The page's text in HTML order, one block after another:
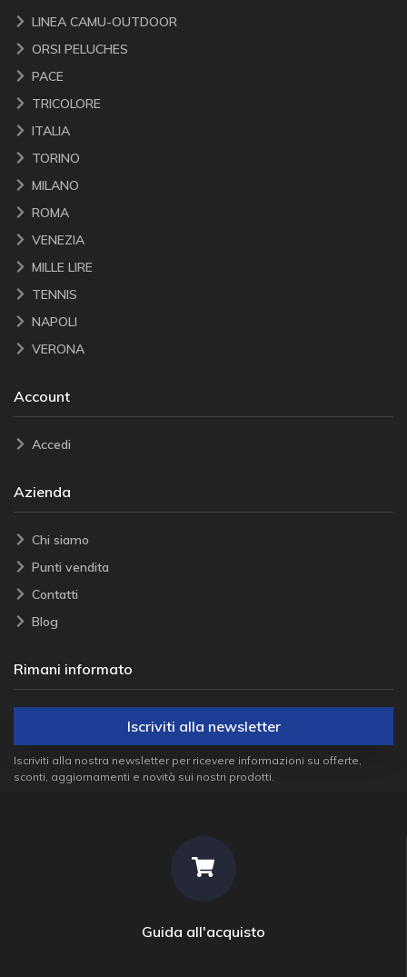
LINEA CAMU-OUTDOOR
ORSI PELUCHES
PACE
TRICOLORE
ITALIA
TORINO
MILANO
ROMA
VENEZIA
MILLE LIRE
TENNIS
NAPOLI
VERONA
Account
Accedi
Azienda
Chi siamo
Punti vendita
Contatti
Blog
Rimani informato
Iscriviti alla newsletter
Iscriviti alla nostra newsletter per ricevere informazioni su offerte,
sconti, aggiornamenti e novità sui nostri prodotti.
Guida all'acquisto